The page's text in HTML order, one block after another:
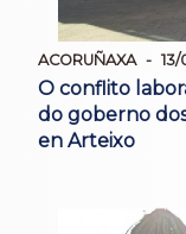
ACORUÑAXA
O conflito
do goberno
en Arteixo